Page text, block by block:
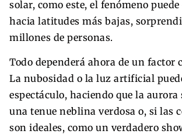
solar, como este, el fenómeno
hacia latitudes más bajas,
millones de personas.
Todo dependerá ahora de un factor
La nubosidad o la luz artificial
espectáculo, haciendo que la aurora
una tenue neblina verdosa o, si las
son ideales, como un verdadero